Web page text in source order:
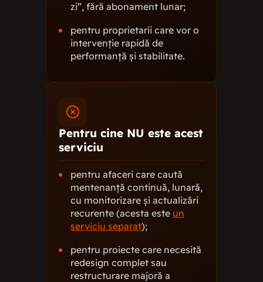
zi”, fără abonament lunar;
pentru proprietarii care vor o
intervenție rapidă de
performanță și stabilitate.
Pentru cine NU este acest
serviciu
pentru afaceri care caută
mentenanță continuă, lunară,
cu monitorizare și actualizări
recurente (acesta este un
serviciu separat);
pentru proiecte care necesită
redesign complet sau
restructurare majoră a